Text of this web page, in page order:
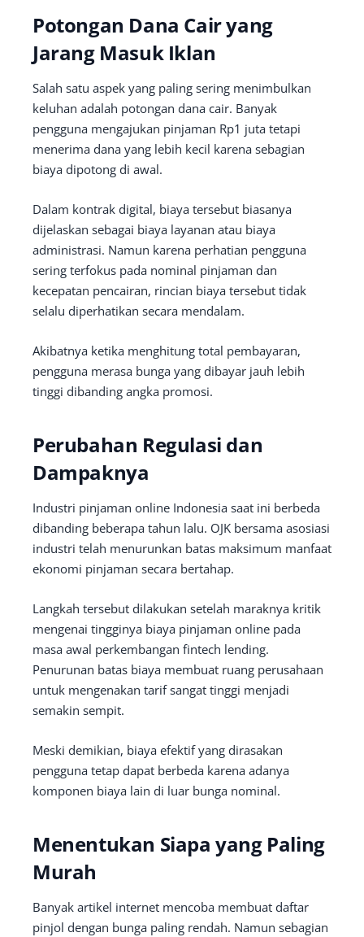
Potongan Dana Cair yang
Jarang Masuk Iklan
Salah satu aspek yang paling sering menimbulkan
keluhan adalah potongan dana cair. Banyak
pengguna mengajukan pinjaman Rp1 juta tetapi
menerima dana yang lebih kecil karena sebagian
biaya dipotong di awal.
Dalam kontrak digital, biaya tersebut biasanya
dijelaskan sebagai biaya layanan atau biaya
administrasi. Namun karena perhatian pengguna
sering terfokus pada nominal pinjaman dan
kecepatan pencairan, rincian biaya tersebut tidak
selalu diperhatikan secara mendalam.
Akibatnya ketika menghitung total pembayaran,
pengguna merasa bunga yang dibayar jauh lebih
tinggi dibanding angka promosi.
Perubahan Regulasi dan
Dampaknya
Industri pinjaman online Indonesia saat ini berbeda
dibanding beberapa tahun lalu. OJK bersama asosiasi
industri telah menurunkan batas maksimum manfaat
ekonomi pinjaman secara bertahap.
Langkah tersebut dilakukan setelah maraknya kritik
mengenai tingginya biaya pinjaman online pada
masa awal perkembangan fintech lending.
Penurunan batas biaya membuat ruang perusahaan
untuk mengenakan tarif sangat tinggi menjadi
semakin sempit.
Meski demikian, biaya efektif yang dirasakan
pengguna tetap dapat berbeda karena adanya
komponen biaya lain di luar bunga nominal.
Menentukan Siapa yang Paling
Murah
Banyak artikel internet mencoba membuat daftar
pinjol dengan bunga paling rendah. Namun sebagian